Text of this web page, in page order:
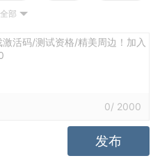
声优拉胯 世界观佳
部
活码/测试资格/精美周边！加入
0/ 2000
发布